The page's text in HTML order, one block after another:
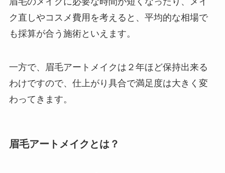
ク直しやコスメ費用を考えると、平均的な相場で
も採算が合う施術といえます。
一方で、眉毛アートメイクは２年ほど保持出来る
わけですので、仕上がり具合で満足度は大きく変
わってきます。
眉毛アートメイクとは？